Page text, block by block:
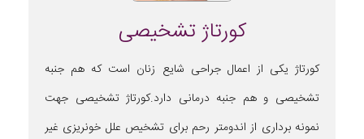
کورتاژ تشخیصی
کورتاژ یکی از اعمال جراحی شایع زنان است که هم جنبه
تشخیصی و هم جنبه درمانی دارد.کورتاژ تشخیصی جهت
نمونه برداری از اندومتر رحم برای تشخیص علل خونریزی غیر